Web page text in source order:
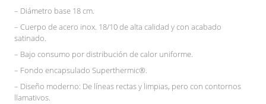
– Diámetro base 18 cm.
– Cuerpo de acero inox. 18/10 de alta calidad y con acabado
satinado.
– Bajo consumo por distribución de calor uniforme.
– Fondo encapsulado Superthermic®.
– Diseño moderno: De líneas rectas y limpias, pero con contornos
llamativos.